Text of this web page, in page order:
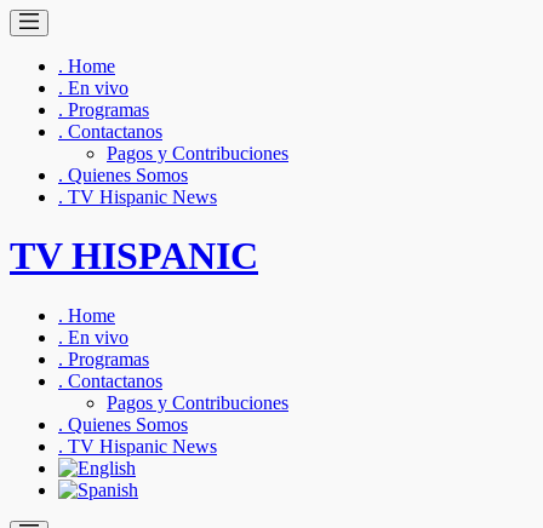
. Home
. En vivo
. Programas
. Contactanos
Pagos y Contribuciones
. Quienes Somos
. TV Hispanic News
TV HISPANIC
. Home
. En vivo
. Programas
. Contactanos
Pagos y Contribuciones
. Quienes Somos
. TV Hispanic News